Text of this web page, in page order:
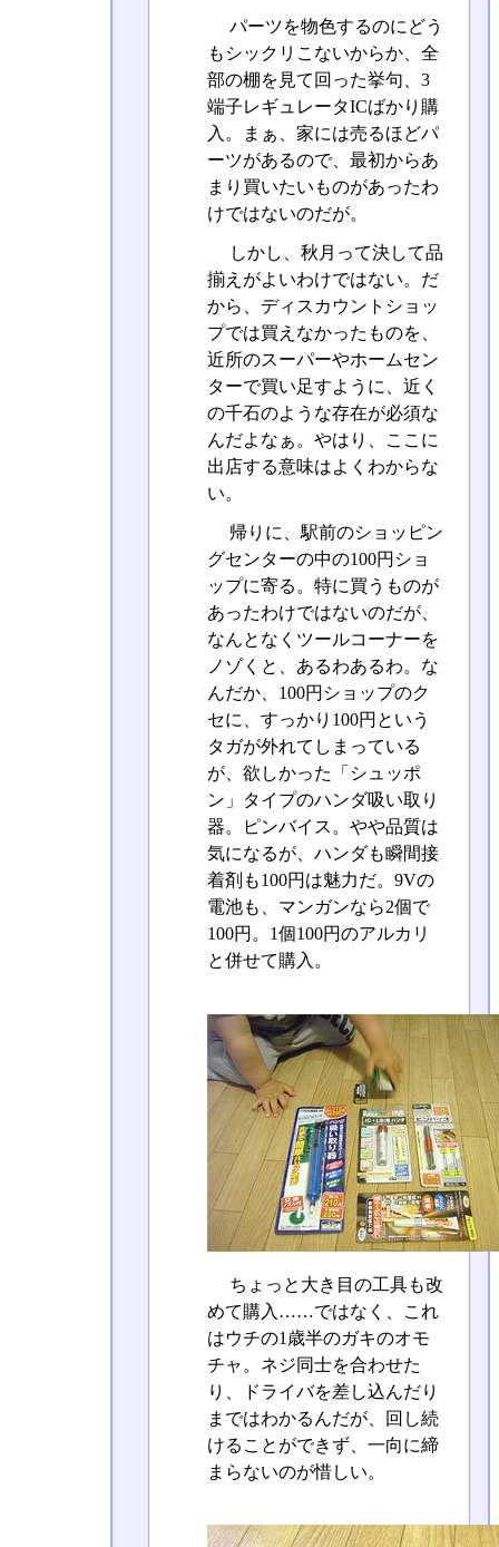
パーツを物色するのにどう
もシックリこないからか、全
部の棚を見て回った挙句、3
端子レギュレータICばかり購
入。まぁ、家には売るほどパ
ーツがあるので、最初からあ
まり買いたいものがあったわ
けではないのだが。
しかし、秋月って決して品
揃えがよいわけではない。だ
から、ディスカウントショッ
プでは買えなかったものを、
近所のスーパーやホームセン
ターで買い足すように、近く
の千石のような存在が必須な
んだよなぁ。やはり、ここに
出店する意味はよくわからな
い。
帰りに、駅前のショッピン
グセンターの中の100円ショ
ップに寄る。特に買うものが
あったわけではないのだが、
なんとなくツールコーナーを
ノゾくと、あるわあるわ。な
んだか、100円ショップのク
セに、すっかり100円という
タガが外れてしまっている
が、欲しかった「シュッポ
ン」タイプのハンダ吸い取り
器。ピンバイス。やや品質は
気になるが、ハンダも瞬間接
着剤も100円は魅力だ。9Vの
電池も、マンガンなら2個で
100円。1個100円のアルカリ
と併せて購入。
ちょっと大き目の工具も改
めて購入……ではなく、これ
はウチの1歳半のガキのオモ
チャ。ネジ同士を合わせた
り、ドライバを差し込んだり
まではわかるんだが、回し続
けることができず、一向に締
まらないのが惜しい。